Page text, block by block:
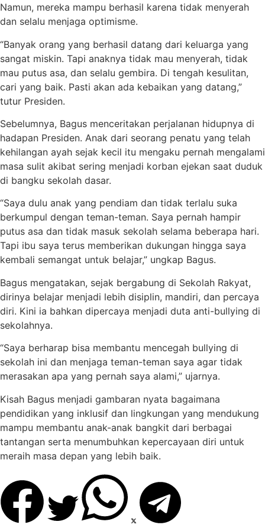
Namun, mereka mampu berhasil karena tidak menyerah
dan selalu menjaga optimisme.
“Banyak orang yang berhasil datang dari keluarga yang
sangat miskin. Tapi anaknya tidak mau menyerah, tidak
mau putus asa, dan selalu gembira. Di tengah kesulitan,
cari yang baik. Pasti akan ada kebaikan yang datang,”
tutur Presiden.
Sebelumnya, Bagus menceritakan perjalanan hidupnya di
hadapan Presiden. Anak dari seorang penatu yang telah
kehilangan ayah sejak kecil itu mengaku pernah mengalami
masa sulit akibat sering menjadi korban ejekan saat duduk
di bangku sekolah dasar.
“Saya dulu anak yang pendiam dan tidak terlalu suka
berkumpul dengan teman-teman. Saya pernah hampir
putus asa dan tidak masuk sekolah selama beberapa hari.
Tapi ibu saya terus memberikan dukungan hingga saya
kembali semangat untuk belajar,” ungkap Bagus.
Bagus mengatakan, sejak bergabung di Sekolah Rakyat,
dirinya belajar menjadi lebih disiplin, mandiri, dan percaya
diri. Kini ia bahkan dipercaya menjadi duta anti-bullying di
sekolahnya.
“Saya berharap bisa membantu mencegah bullying di
sekolah ini dan menjaga teman-teman saya agar tidak
merasakan apa yang pernah saya alami,” ujarnya.
Kisah Bagus menjadi gambaran nyata bagaimana
pendidikan yang inklusif dan lingkungan yang mendukung
mampu membantu anak-anak bangkit dari berbagai
tantangan serta menumbuhkan kepercayaan diri untuk
meraih masa depan yang lebih baik.